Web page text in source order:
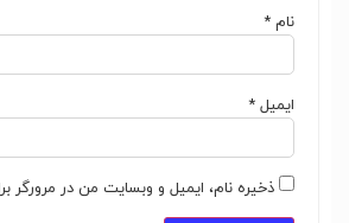
نام *
ایمیل *
ذخیره نام، ایمیل و وبسایت من در مرورگر